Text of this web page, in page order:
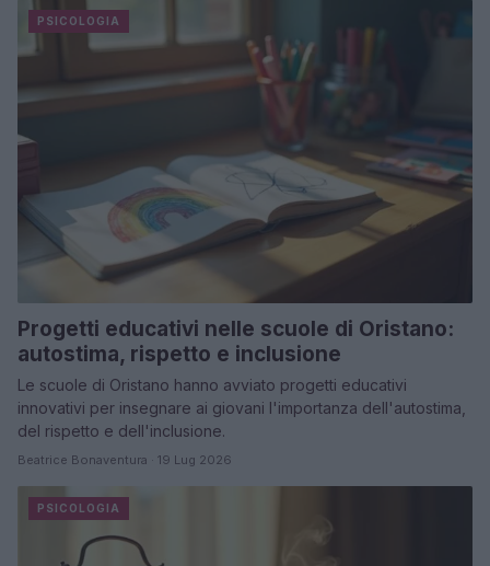
PSICOLOGIA
Progetti educativi nelle scuole di Oristano:
autostima, rispetto e inclusione
Le scuole di Oristano hanno avviato progetti educativi
innovativi per insegnare ai giovani l'importanza dell'autostima,
del rispetto e dell'inclusione.
Beatrice Bonaventura · 19 Lug 2026
PSICOLOGIA